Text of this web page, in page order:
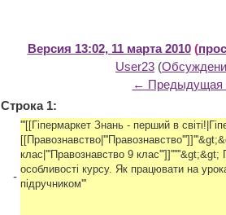
Версия 13:02, 11 марта 2010(
User23 (
← Предыдущая
Строка 1:
-
'''[[Гіпермаркет Знань - перший в
клас|'''Правознавство 9
особливості курсу. Як працювати на
підручником'''